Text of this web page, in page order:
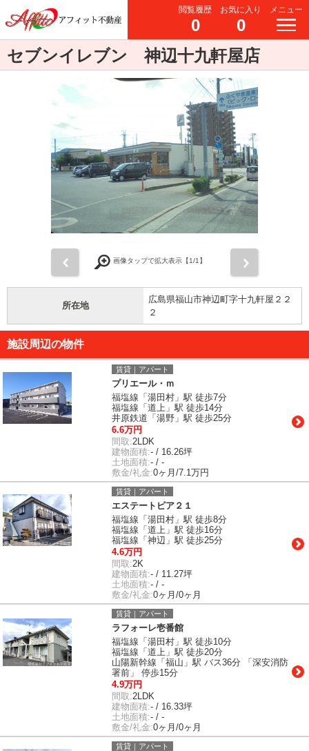
閲覧履歴
0
お気に入り
0
メニュー
セブンイレブン 神辺十九軒屋店
画像タップで拡大表示【1/1】
所在地
広島県福山市神辺町字十九軒屋２２
２
施設周辺の物件
賃貸｜アパート
プリエール・ｍ
福塩線「湯田村」駅 徒歩7分
福塩線「道上」駅 徒歩14分
井原鉄道「湯野」駅 徒歩25分
6.6万円
間取:2LDK
建物面積:- / 16.26坪
土地面積:- / -
敷金/礼金:0ヶ月/7.1万円
賃貸｜アパート
エステートピア２１
福塩線「湯田村」駅 徒歩8分
福塩線「道上」駅 徒歩16分
福塩線「神辺」駅 徒歩25分
4.6万円
間取:2K
建物面積:- / 11.27坪
土地面積:- / -
敷金/礼金:0ヶ月/0ヶ月
賃貸｜アパート
ラフォーレ壱番館
福塩線「湯田村」駅 徒歩10分
福塩線「道上」駅 徒歩20分
山陽新幹線「福山」駅 バス36分 「深安消防
署前」 停歩15分
4.9万円
間取:2LDK
建物面積:- / 16.33坪
土地面積:- / -
敷金/礼金:0ヶ月/0ヶ月
賃貸｜アパート